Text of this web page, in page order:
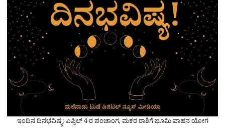
ಇಂದಿನ ದಿನಭವಿಷ್ಯ: ಏಪ್ರಿಲ್ 4 ರ ಪಂಚಾಂಗ, ಮಕರ ರಾಶಿಗೆ ಭೂಮಿ ವಾಹನ ಯೋಗ